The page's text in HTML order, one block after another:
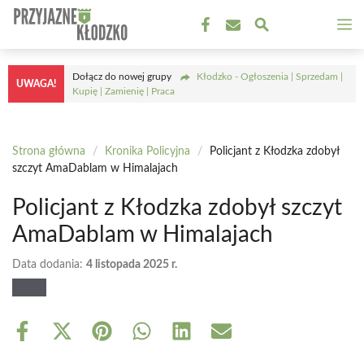
Przejdź
treści
UWAGA!
Dołącz do nowej grupy
Kłodzko - Ogłoszenia | Sprzedam |
Kupię | Zamienię | Praca
Strona główna / Kronika Policyjna /
Policjant z Kłodzka zdobył
szczyt AmaDablam w Himalajach
Policjant z Kłodzka zdobył szczyt
AmaDablam w Himalajach
Data dodania: 4 listopada 2025 r.
Share
Share Share Share Share Share